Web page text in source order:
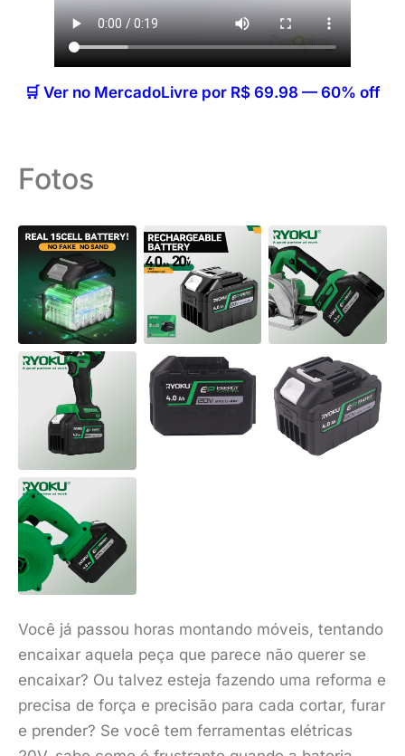
🛒 Ver no MercadoLivre por R$ 69.98 — 60% off
Fotos
Você já passou horas montando móveis, tentando
encaixar aquela peça que parece não querer se
encaixar? Ou talvez esteja fazendo uma reforma e
precisa de força e precisão para cada cortar, furar
e prender? Se você tem ferramentas elétricas